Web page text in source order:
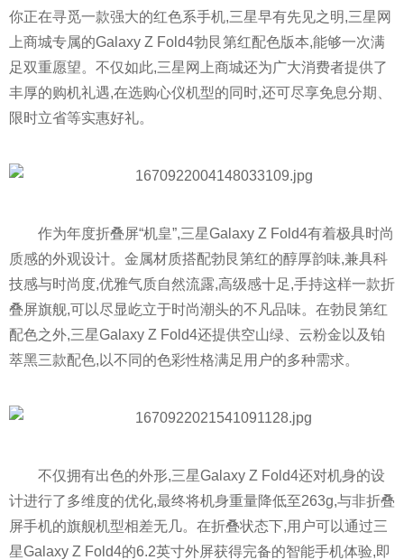
你正在寻觅一款强大的红色系手机,三星早有先见之明,三星网
上商城专属的Galaxy Z Fold4勃艮第红配色版本,能够一次满
足双重愿望。不仅如此,三星网上商城还为广大消费者提供了
丰厚的购机礼遇,在选购心仪机型的同时,还可尽享免息分期、
限时立省等实惠好礼。
作为年度折叠屏“机皇”,三星Galaxy Z Fold4有着极具时尚
质感的外观设计。金属材质搭配勃艮第红的醇厚韵味,兼具科
技感与时尚度,优雅气质自然流露,高级感十足,手持这样一款折
叠屏旗舰,可以尽显屹立于时尚潮头的不凡品味。在勃艮第红
配色之外,三星Galaxy Z Fold4还提供空山绿、云粉金以及铂
萃黑三款配色,以不同的色彩性格满足用户的多种需求。
不仅拥有出色的外形,三星Galaxy Z Fold4还对机身的设
计进行了多维度的优化,最终将机身重量降低至263g,与非折叠
屏手机的旗舰机型相差无几。在折叠状态下,用户可以通过三
星Galaxy Z Fold4的6.2英寸外屏获得完备的智能手机体验,即